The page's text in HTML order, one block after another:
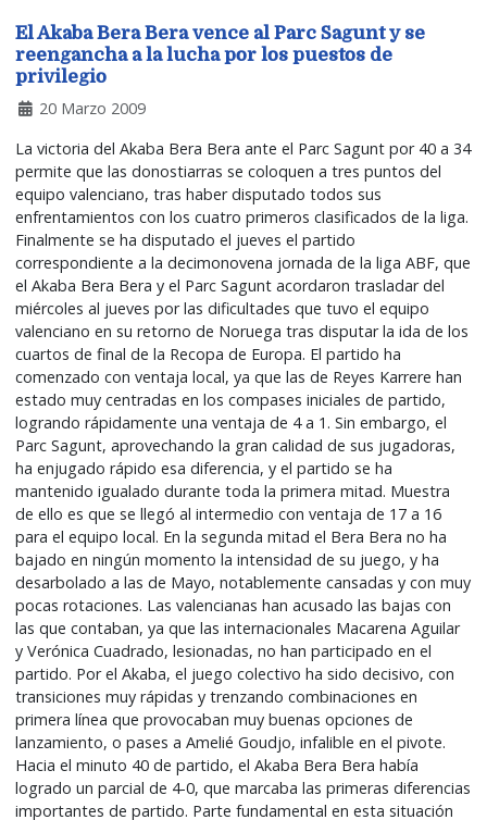
El Akaba Bera Bera vence al Parc Sagunt y se
reengancha a la lucha por los puestos de
privilegio
20 Marzo 2009
La victoria del Akaba Bera Bera ante el Parc Sagunt por 40 a 34
permite que las donostiarras se coloquen a tres puntos del
equipo valenciano, tras haber disputado todos sus
enfrentamientos con los cuatro primeros clasificados de la liga.
Finalmente se ha disputado el jueves el partido
correspondiente a la decimonovena jornada de la liga ABF, que
el Akaba Bera Bera y el Parc Sagunt acordaron trasladar del
miércoles al jueves por las dificultades que tuvo el equipo
valenciano en su retorno de Noruega tras disputar la ida de los
cuartos de final de la Recopa de Europa. El partido ha
comenzado con ventaja local, ya que las de Reyes Karrere han
estado muy centradas en los compases iniciales de partido,
logrando rápidamente una ventaja de 4 a 1. Sin embargo, el
Parc Sagunt, aprovechando la gran calidad de sus jugadoras,
ha enjugado rápido esa diferencia, y el partido se ha
mantenido igualado durante toda la primera mitad. Muestra
de ello es que se llegó al intermedio con ventaja de 17 a 16
para el equipo local. En la segunda mitad el Bera Bera no ha
bajado en ningún momento la intensidad de su juego, y ha
desarbolado a las de Mayo, notablemente cansadas y con muy
pocas rotaciones. Las valencianas han acusado las bajas con
las que contaban, ya que las internacionales Macarena Aguilar
y Verónica Cuadrado, lesionadas, no han participado en el
partido. Por el Akaba, el juego colectivo ha sido decisivo, con
transiciones muy rápidas y trenzando combinaciones en
primera línea que provocaban muy buenas opciones de
lanzamiento, o pases a Amelié Goudjo, infalible en el pivote.
Hacia el minuto 40 de partido, el Akaba Bera Bera había
logrado un parcial de 4-0, que marcaba las primeras diferencias
importantes de partido. Parte fundamental en esta situación